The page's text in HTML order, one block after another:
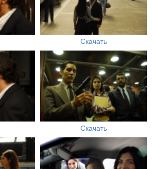
Скачать
Скачать